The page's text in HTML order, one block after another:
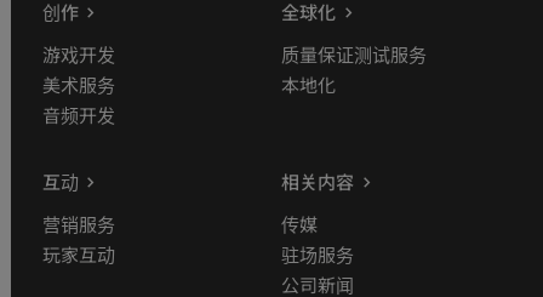
创作
游戏开发
美术服务
音频开发
全球化
质量保证测试服务
本地化
互动
营销服务
玩家互动
相关内容
传媒
驻场服务
公司新闻